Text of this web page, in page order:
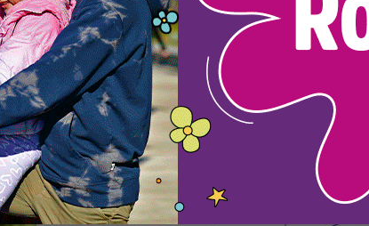
Santa Fe saca pecho "más arriba
media nacional" (creció por
reforzó su peso en la economía
argentina)